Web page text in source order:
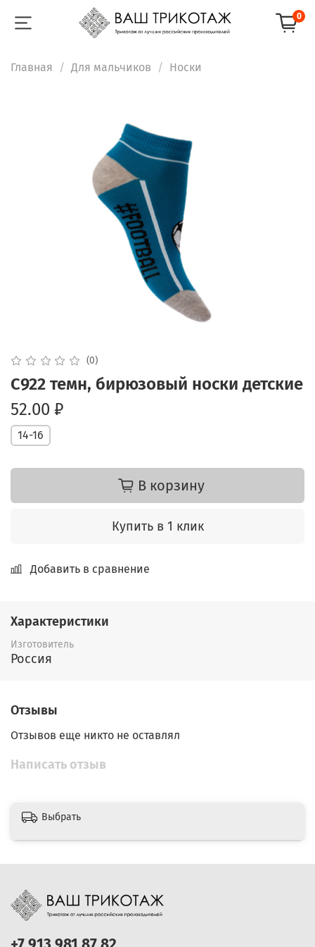
0
Главная Для мальчиков Носки
(0)
С922 темн, бирюзовый носки детские
52.00 ₽
14-16
В корзину
Купить в 1 клик
Добавить в сравнение
Характеристики
Изготовитель
Россия
Отзывы
Отзывов еще никто не оставлял
Написать отзыв
Выбрать